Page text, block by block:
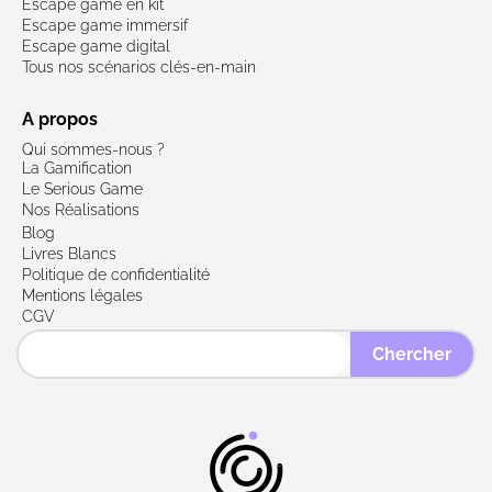
Escape game en kit
Escape game immersif
Escape game digital
Tous nos scénarios clés-en-main
A propos
Qui sommes-nous ?
La Gamification
Le Serious Game
Nos Réalisations
Blog
Livres Blancs
Politique de confidentialité
Mentions légales
CGV